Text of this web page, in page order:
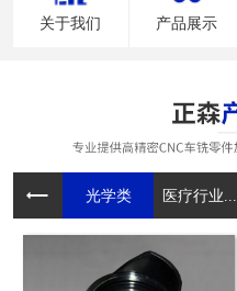
关于我们 产品展示
光学类 医疗行业...